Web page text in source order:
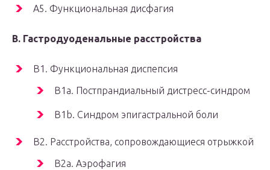
A5. Функциональная дисфагия
B. Гастродуоденальные расстройства
B1. Функциональная диспепсия
B1a. Постпрандиальный дистресс-синдром
B1b. Синдром эпигастральной боли
B2. Расстройства, сопровождающиеся отрыжкой
B2a. Аэрофагия